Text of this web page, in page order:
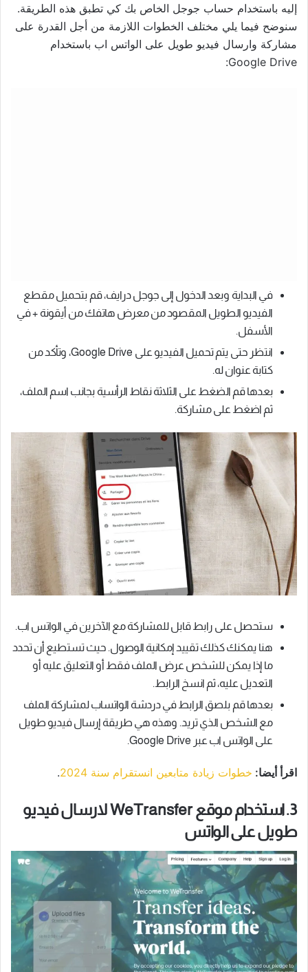
إليه باستخدام حساب جوجل الخاص بك كي تطبق هذه الطريقة.
سنوضح فيما يلي مختلف الخطوات اللازمة من أجل القدرة على
مشاركة وارسال فيديو طويل على الواتس اب باستخدام
Google Drive:
في البداية وبعد الدخول إلى جوجل درايف، قم بتحميل مقطع
الفيديو الطويل المقصود من معرض هاتفك من أيقونة + في
الأسفل.
انتظر حتى يتم تحميل الفيديو على Google Drive، وتأكد من
كتابة عنوان له.
بعدها قم الضغط على الثلاثة نقاط الرأسية بجانب اسم الملف،
ثم اضغط على مشاركة.
ستحصل على رابط قابل للمشاركة مع الآخرين في الواتس اب.
هنا يمكنك كذلك تقييد إمكانية الوصول. حيث تستطيع أن تحدد
ما إذا يمكن للشخص عرض الملف فقط أو التعليق عليه أو
التعديل عليه، ثم انسخ الرابط.
بعدها قم بلصق الرابط في دردشة الواتساب لمشاركة الملف
مع الشخص الذي تريد. وهذه هي طريقة إرسال فيديو طويل
على الواتس اب عبر Google Drive.
اقرأ أيضا: خطوات زيادة متابعين انستقرام سنة 2024 .
3. استخدام موقع WeTransfer لارسال فيديو
طويل على الواتس